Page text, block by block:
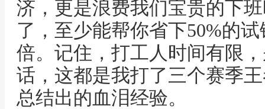
济，更是浪费我们宝贵的下
了，至少能帮你省下50%的
倍。记住，打工人时间有限
话，这都是我打了三个赛季
总结出的血泪经验。